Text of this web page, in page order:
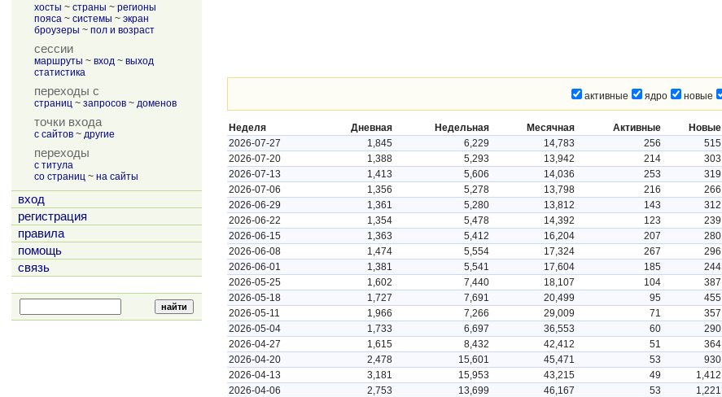
хосты ~ страны ~ регионы
пояса ~ системы ~ экран
броузеры ~ пол и возраст
сессии
маршруты ~ вход ~ выход
статистика
переходы с
страниц ~ запросов ~ доменов
точки входа
с сайтов ~ другие
переходы
с титула
со страниц ~ на сайты
вход
регистрация
правила
помощь
связь
активные ядро новые
Неделя Дневная Недельная Месячная Активные Новые
2026-07-27
1,845 6,229 14,783 256 515
2026-07-20
1,388 5,293 13,942 214 303
2026-07-13
1,413 5,606 14,036 253 319
2026-07-06
1,356 5,278 13,798 216 266
2026-06-29
1,361 5,280 13,812 143 312
2026-06-22
1,354 5,478 14,392 123 239
2026-06-15
1,363 5,412 16,204 207 280
2026-06-08
1,474 5,554 17,324 267 296
2026-06-01
1,381 5,541 17,604 185 244
2026-05-25
1,602 7,440 18,107 104 387
2026-05-18
1,727 7,691 20,499 95 455
2026-05-11
1,966 7,266 29,009 71 357
2026-05-04
1,733 6,697 36,553 60 290
2026-04-27
1,615 8,432 42,412 51 364
2026-04-20
2,478 15,601 45,471 53 930
2026-04-13
3,181 15,953 43,215 49 1,412
2026-04-06
2,753 13,699 46,167 53 1,221